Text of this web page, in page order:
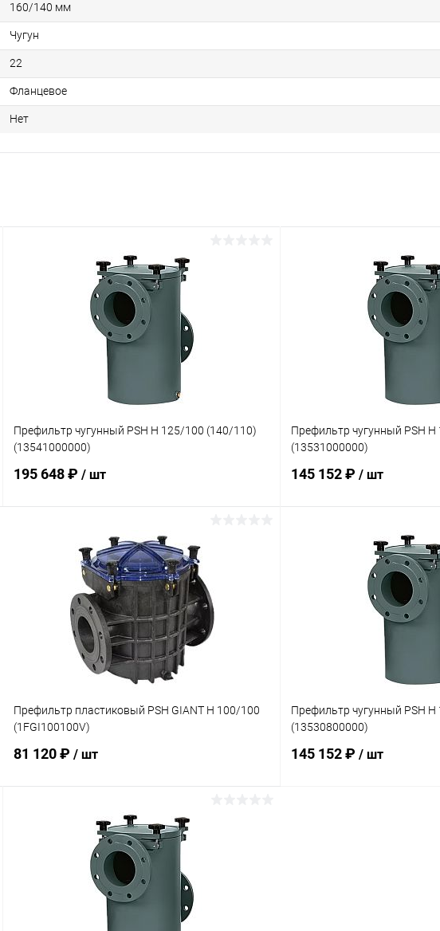
160/140 мм
Чугун
22
Фланцевое
Нет
Префильтр чугунный PSH H 125/100 (140/110)
(13541000000)
195 648 ₽ / шт
В корзину
В избранное
К сравнению Под заказ
Префильтр чугунный PSH
(13531000000)
145 152 ₽ / шт
В
Префильтр пластиковый PSH GIANT Н 100/100
(1FGI100100V)
81 120 ₽ / шт
В корзину
Под заказ
Префильтр чугунный PSH
(13530800000)
145 152 ₽ / шт